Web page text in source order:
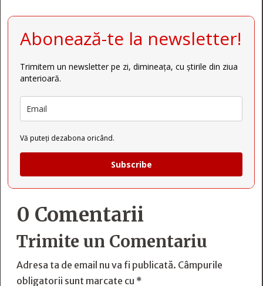
Abonează-te la newsletter!
Trimitem un newsletter pe zi, dimineața, cu știrile din ziua
anterioară.
Vă puteți dezabona oricând.
Subscribe
0 Comentarii
Trimite un Comentariu
Adresa ta de email nu va fi publicată. Câmpurile
obligatorii sunt marcate cu *